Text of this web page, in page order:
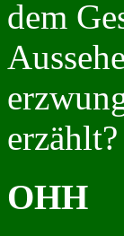
dem
OHH